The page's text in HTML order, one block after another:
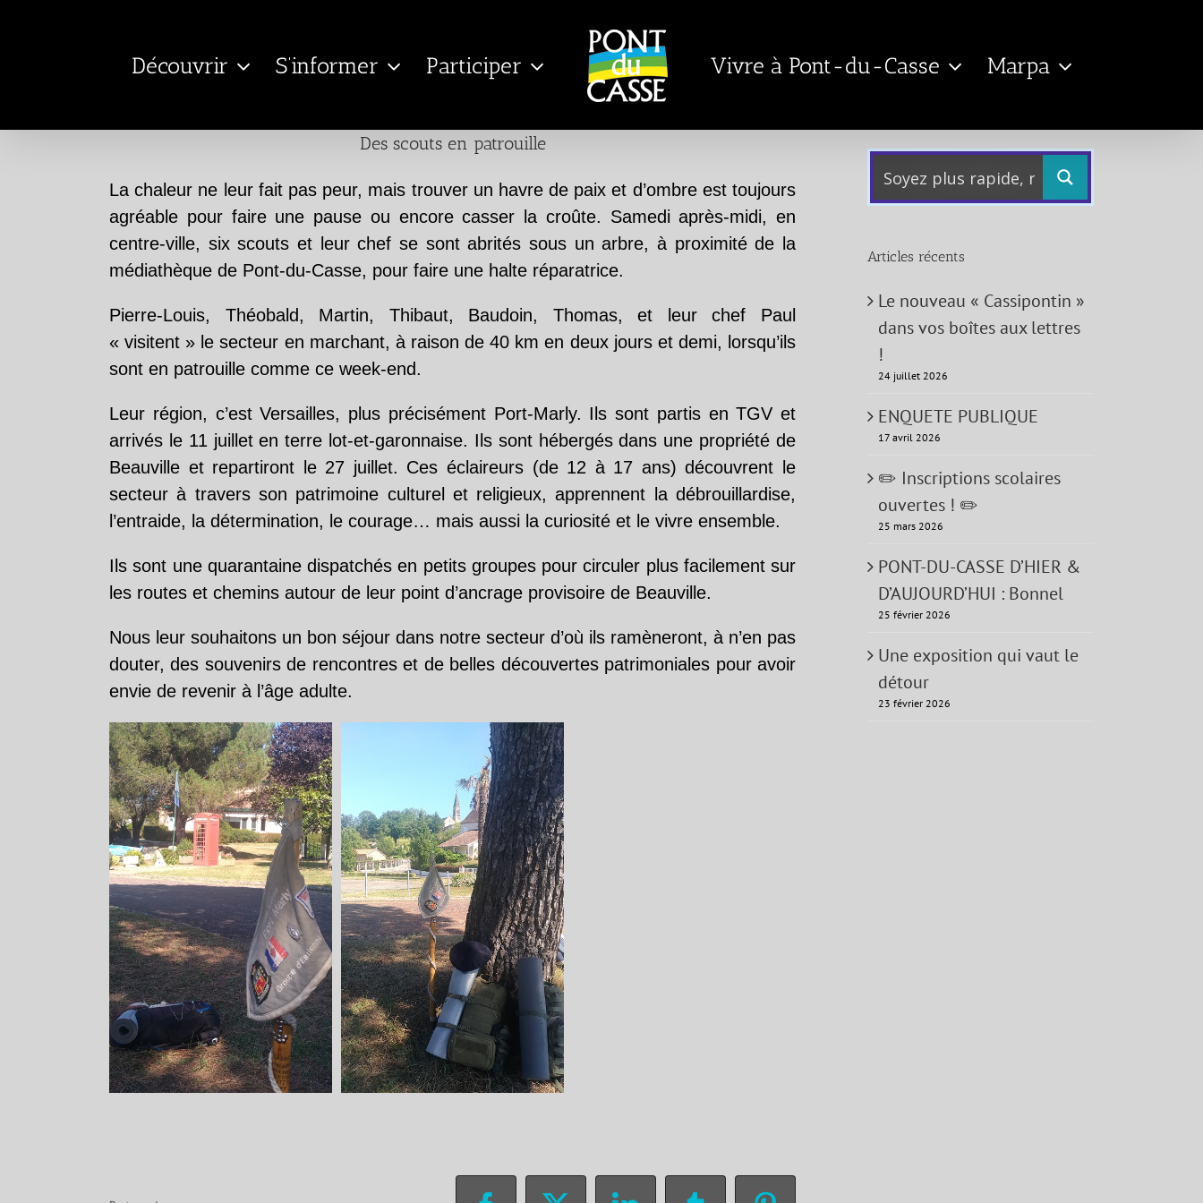
Découvrir S’informer Participer Vivre à Pont-du-Casse Marpa
Des scouts en patrouille
La chaleur ne leur fait pas peur, mais trouver un havre de paix et d’ombre est toujours
agréable pour faire une pause ou encore casser la croûte. Samedi après-midi, en
centre-ville, six scouts et leur chef se sont abrités sous un arbre, à proximité de la
médiathèque de Pont-du-Casse, pour faire une halte réparatrice.
Pierre-Louis, Théobald, Martin, Thibaut, Baudoin, Thomas, et leur chef Paul
« visitent » le secteur en marchant, à raison de 40 km en deux jours et demi, lorsqu’ils
sont en patrouille comme ce week-end.
Leur région, c’est Versailles, plus précisément Port-Marly. Ils sont partis en TGV et
arrivés le 11 juillet en terre lot-et-garonnaise. Ils sont hébergés dans une propriété de
Beauville et repartiront le 27 juillet. Ces éclaireurs (de 12 à 17 ans) découvrent le
secteur à travers son patrimoine culturel et religieux, apprennent la débrouillardise,
l’entraide, la détermination, le courage… mais aussi la curiosité et le vivre ensemble.
Ils sont une quarantaine dispatchés en petits groupes pour circuler plus facilement sur
les routes et chemins autour de leur point d’ancrage provisoire de Beauville.
Nous leur souhaitons un bon séjour dans notre secteur d’où ils ramèneront, à n’en pas
douter, des souvenirs de rencontres et de belles découvertes patrimoniales pour avoir
envie de revenir à l’âge adulte.
Articles récents
Le nouveau « Cassipontin »
dans vos boîtes aux lettres
!
24 juillet 2026
ENQUETE PUBLIQUE
17 avril 2026
✏️ Inscriptions scolaires
ouvertes ! ✏️
25 mars 2026
PONT-DU-CASSE D’HIER &
D’AUJOURD’HUI : Bonnel
25 février 2026
Une exposition qui vaut le
détour
23 février 2026